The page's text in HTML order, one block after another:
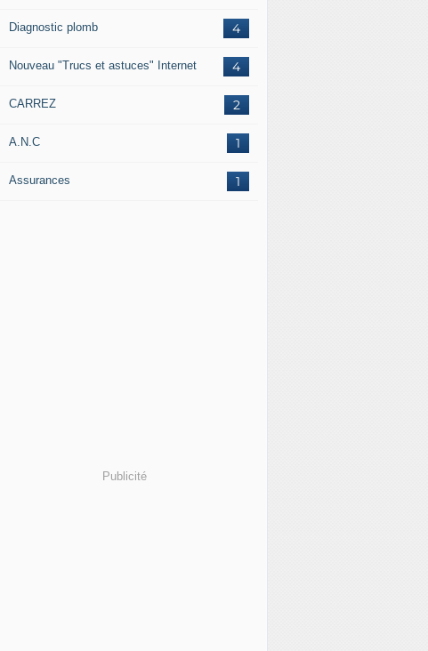
4
Diagnostic plomb
4
Nouveau "Trucs et astuces" Internet
2
CARREZ
1
A.N.C
1
Assurances
Publicité